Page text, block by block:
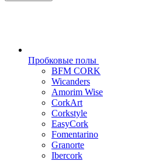
Пробковые полы
BFM CORK
Wicanders
Amorim Wise
CorkArt
Corkstyle
EasyCork
Fomentarino
Granorte
Ibercork